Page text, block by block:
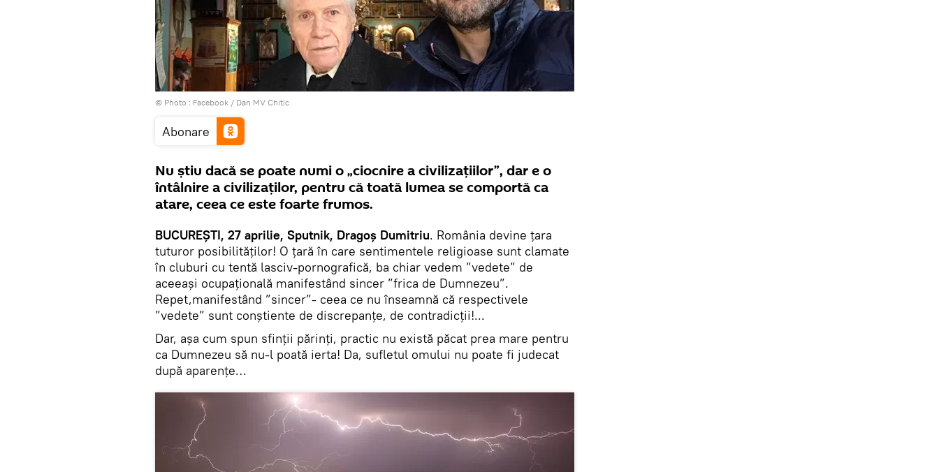
© Photo : Facebook / Dan MV Chitic
Abonare
Nu știu dacă se poate numi o „ciocnire a civilizațiilor”, dar e o
întâlnire a civilizaților, pentru că toată lumea se comportă ca
atare, ceea ce este foarte frumos.
BUCUREȘTI, 27 aprilie, Sputnik, Dragoș Dumitriu. România devine țara
tuturor posibilităților! O țară în care sentimentele religioase sunt clamate
în cluburi cu tentă lasciv-pornografică, ba chiar vedem ”vedete” de
aceeași ocupațională manifestând sincer ”frica de Dumnezeu”.
Repet,manifestând ”sincer”- ceea ce nu înseamnă că respectivele
”vedete” sunt conștiente de discrepanțe, de contradicții!...
Dar, așa cum spun sfinții părinți, practic nu există păcat prea mare pentru
ca Dumnezeu să nu-l poată ierta! Da, sufletul omului nu poate fi judecat
după aparențe…